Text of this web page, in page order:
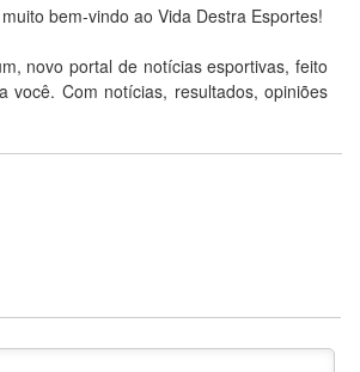
bem-vindo ao Vida Destra Esportes!
novo portal de notícias esportivas, feito
você. Com notícias, resultados, opiniões